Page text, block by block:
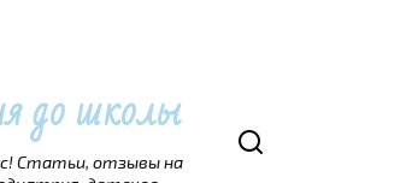
до школы
Статьи, отзывы на